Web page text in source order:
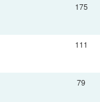
175
111
79